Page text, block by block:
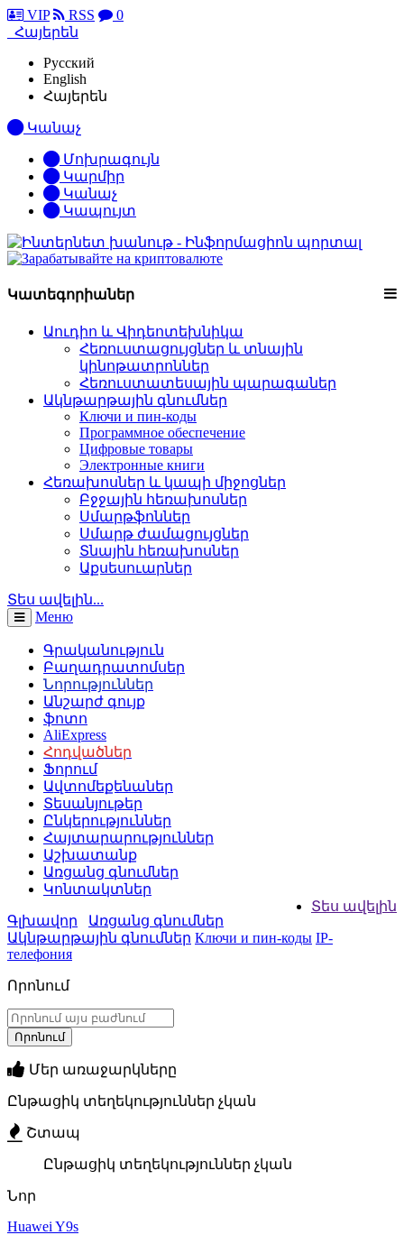
VIP RSS
0
Հայերեն
Русский
English
Հայերեն
Կանաչ
Մոխրագույն
Կարմիր
Կանաչ
Կապույտ
Կատեգորիաներ
Աուդիո և Վիդեոտեխնիկա
Հեռուստացույցներ և տնային
կինոթատրոններ
Հեռուստատեսային պարագաներ
Ակնթարթային գնումներ
Ключи и пин-коды
Программное обеспечение
Цифровые товары
Электронные книги
Հեռախոսներ և կապի միջոցներ
Բջջային հեռախոսներ
Սմարթֆոններ
Սմարթ ժամացույցներ
Տնային հեռախոսներ
Աքսեսուարներ
Տես ավելին...
Меню
Գրականություն
Բաղադրատոմսեր
Նորություններ
Անշարժ գույք
ֆոտո
AliExpress
Հոդվածներ
Ֆորում
Ավտոմեքենաներ
Տեսանյութեր
Ընկերություններ
Հայտարարություններ
Աշխատանք
Առցանց գնումներ
Կոնտակտներ
Տես ավելին
Գլխավոր
Առցանց գնումներ
Ակնթարթային գնումներ Ключи и пин-коды IP-
телефония
Որոնում
Մեր առաջարկները
Ընթացիկ տեղեկություններ չկան
Շտապ
Ընթացիկ տեղեկություններ չկան
Նոր
Huawei Y9s